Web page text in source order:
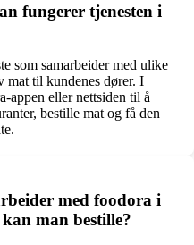
fungerer tjenesten i
som samarbeider med ulike
mat til kundenes dører. I
appen eller nettsiden til å
bestille mat og få den
med foodora i
man bestille?